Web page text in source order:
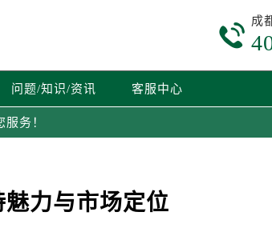

成
问题/知识/资讯 客服中心
务！
力与市场定位